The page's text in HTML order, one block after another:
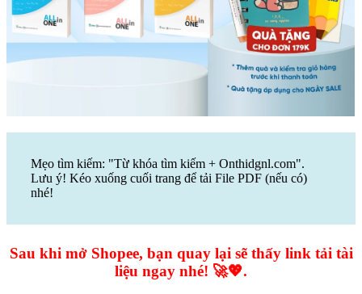
Mẹo tìm kiếm: "Từ khóa tìm kiếm + Onthidgnl.com".
Lưu ý! Kéo xuống cuối trang để tải File PDF (nếu có)
nhé!
Sau khi mở Shopee, bạn quay lại sẽ thấy link tải tài
liệu ngay nhé! 🚀💖.